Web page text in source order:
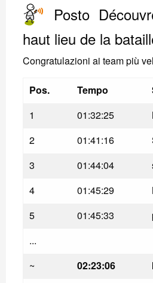
Posto
haut lieu de la
Congratulazioni ai team più
Pos. Tempo
1
01:32:25
2
01:41:16
3
01:44:04
4
01:45:29
5
01:45:33
...
~
02:23:06